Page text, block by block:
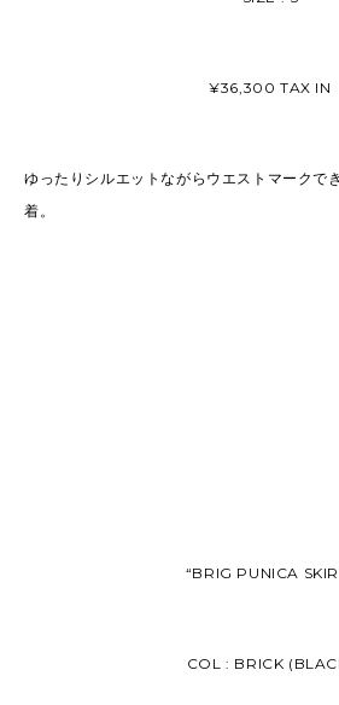
¥36,300 TAX IN
ゆったりシルエットながらウエストマークで
着。
“BRIG PUNICA
COL : BRICK